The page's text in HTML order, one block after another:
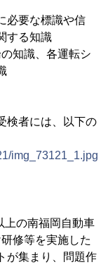
必要な標識や信
する知識
知識、各運転シ
検者には、以下の
img_73121_1.jpg
上の南福岡自動車
修等を実施した
が集まり、問題作